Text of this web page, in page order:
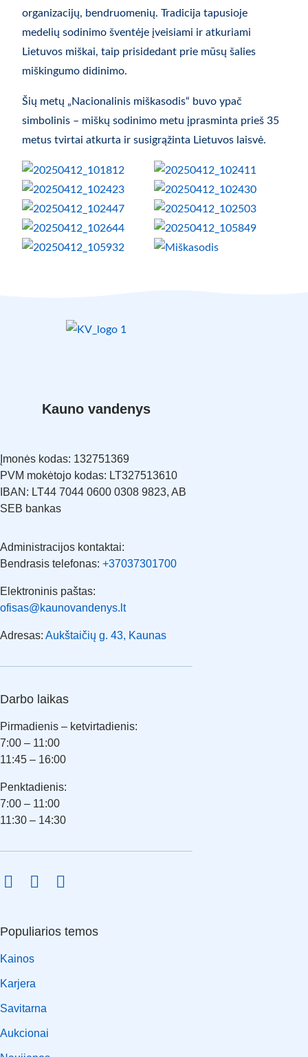
organizacijų, bendruomenių. Tradicija tapusioje
medelių sodinimo šventėje įveisiami ir atkuriami
Lietuvos miškai, taip prisidedant prie mūsų šalies
miškingumo didinimo.
Šių metų „Nacionalinis miškasodis“ buvo ypač
simbolinis – miškų sodinimo metu įprasminta prieš 35
metus tvirtai atkurta ir susigrąžinta Lietuvos laisvė.
Kauno vandenys
Įmonės kodas: 132751369
PVM mokėtojo kodas: LT327513610
IBAN: LT44 7044 0600 0308 9823, AB
SEB bankas
Administracijos kontaktai:
Bendrasis telefonas: +37037301700
Elektroninis paštas:
ofisas@kaunovandenys.lt
Adresas: Aukštaičių g. 43, Kaunas
Darbo laikas
Pirmadienis – ketvirtadienis:
7:00 – 11:00
11:45 – 16:00
Penktadienis:
7:00 – 11:00
11:30 – 14:30
Populiarios temos
Kainos
Karjera
Savitarna
Aukcionai